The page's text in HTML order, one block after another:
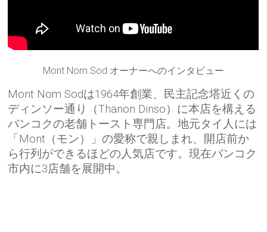
Mont Nom Sod オーナーへのインタビュー
Mont Nom Sodは1964年創業、民主記念塔近くの
ディンソー通り（Thanon Dinso）に本店を構える
バンコクの老舗トースト専門店。地元タイ人には
「Mont（モン）」の愛称で親しまれ、開店前か
ら行列ができるほどの人気店です。現在バンコク
市内に3店舗を展開中。